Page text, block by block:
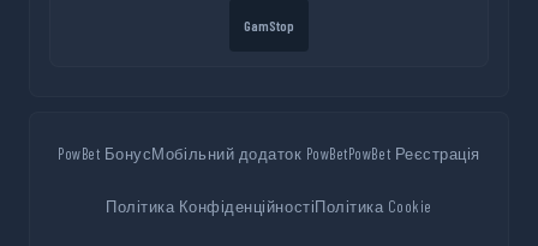
GamStop
PowBet БонусМобільний додаток PowBetPowBet Реєстрація
Політика КонфіденційностіПолітика Cookie